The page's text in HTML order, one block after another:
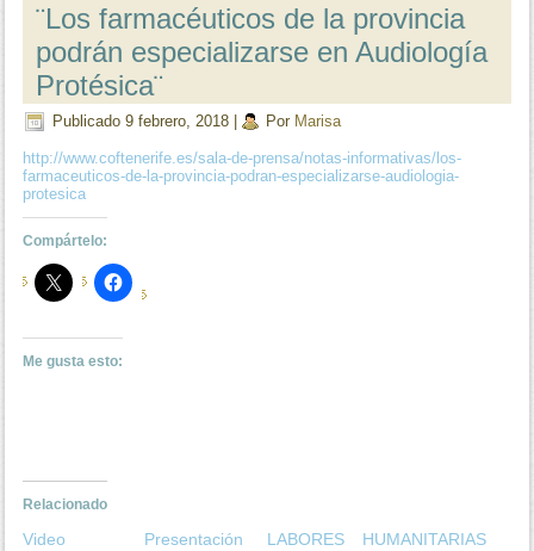
¨Los farmacéuticos de la provincia
podrán especializarse en Audiología
Protésica¨
Publicado 9 febrero, 2018 Por Marisa
http://www.coftenerife.es/sala-de-prensa/notas-informativas/los-
farmaceuticos-de-la-provincia-podran-especializarse-audiologia-
protesica
Compártelo:
Me gusta esto:
Relacionado
Video Presentación
LABORES HUMANITARIAS